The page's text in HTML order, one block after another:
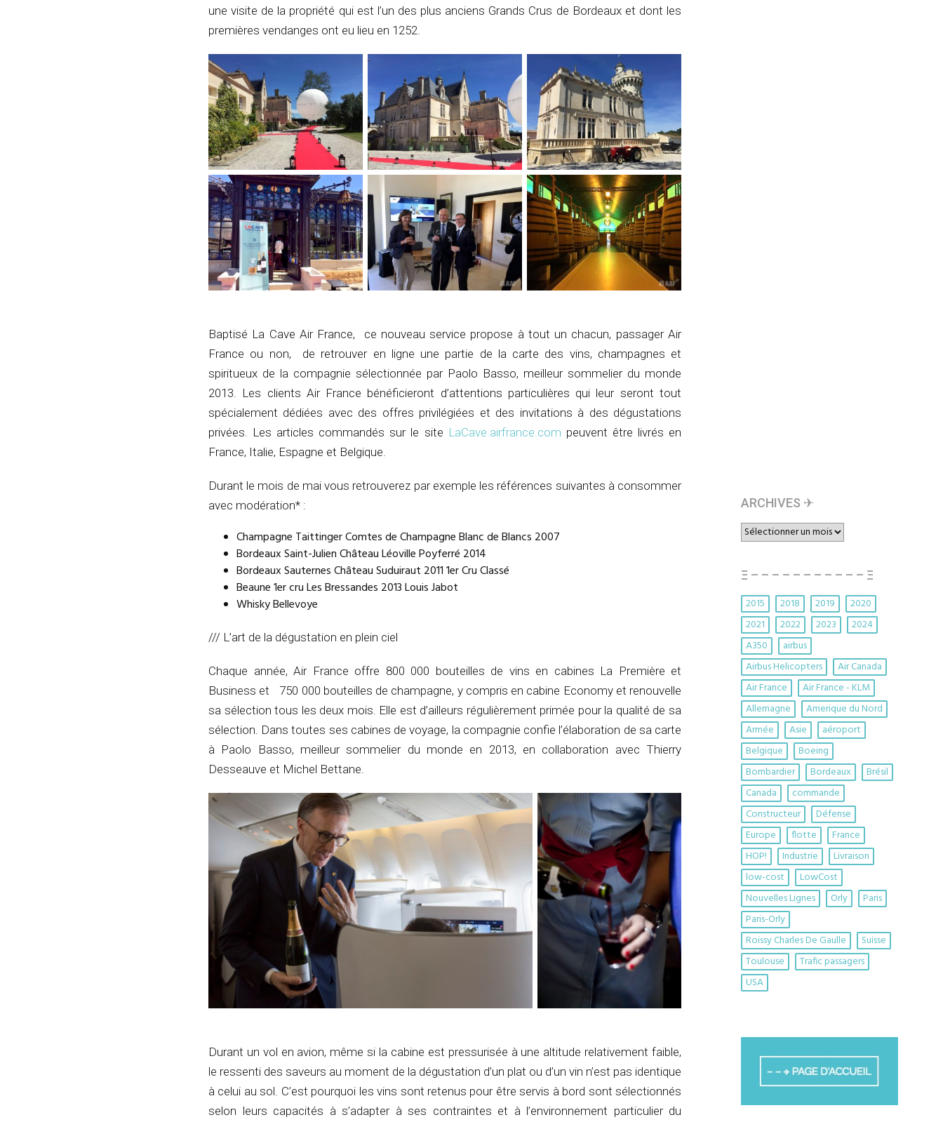
une visite de la propriété qui est l’un des plus anciens Grands Crus de Bordeaux et dont les
premières vendanges ont eu lieu en 1252.
Baptisé La Cave Air France, ce nouveau service propose à tout un chacun, passager Air
France ou non, de retrouver en ligne une partie de la carte des vins, champagnes et
spiritueux de la compagnie sélectionnée par Paolo Basso, meilleur sommelier du monde
2013. Les clients Air France bénéficieront d’attentions particulières qui leur seront tout
spécialement dédiées avec des offres privilégiées et des invitations à des dégustations
privées. Les articles commandés sur le site LaCave.airfrance.com peuvent être livrés en
France, Italie, Espagne et Belgique.
Durant le mois de mai vous retrouverez par exemple les références suivantes à consommer
avec modération* :
Champagne Taittinger Comtes de Champagne Blanc de Blancs 2007
Bordeaux Saint-Julien Château Léoville Poyferré 2014
Bordeaux Sauternes Château Suduiraut 2011 1er Cru Classé
Beaune 1er cru Les Bressandes 2013 Louis Jabot
Whisky Bellevoye
/// L’art de la dégustation en plein ciel
Chaque année, Air France offre 800 000 bouteilles de vins en cabines La Première et
Business et 750 000 bouteilles de champagne, y compris en cabine Economy et renouvelle
sa sélection tous les deux mois. Elle est d’ailleurs régulièrement primée pour la qualité de sa
sélection. Dans toutes ses cabines de voyage, la compagnie confie l’élaboration de sa carte
à Paolo Basso, meilleur sommelier du monde en 2013, en collaboration avec Thierry
Desseauve et Michel Bettane.
Durant un vol en avion, même si la cabine est pressurisée à une altitude relativement faible,
le ressenti des saveurs au moment de la dégustation d’un plat ou d’un vin n’est pas identique
à celui au sol. C’est pourquoi les vins sont retenus pour être servis à bord sont sélectionnés
selon leurs capacités à s’adapter à ses contraintes et à l’environnement particulier du
ARCHIVES ✈︎
ARCHIVES
✈︎
Ξ – – – – – – – – – – – Ξ
2015 2018 2019
2020
2021
2022 2023
2024
A350
airbus
Airbus Helicopters
Air Canada
Air France
Air France - KLM
Allemagne
Amerique du Nord
Armée
Asie
aéroport
Belgique
Boeing
Bombardier
Bordeaux
Brésil
Canada
commande
Constructeur
Défense
Europe
flotte
France
HOP!
Industrie
Livraison
low-cost
LowCost
Nouvelles Lignes
Orly
Paris
Paris-Orly
Roissy Charles De Gaulle
Suisse
Toulouse
Trafic passagers
USA